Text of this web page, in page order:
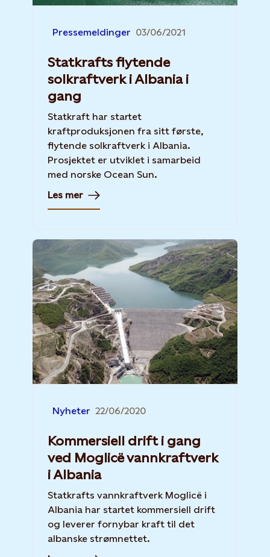
Pressemeldinger 03/06/2021
Statkrafts flytende
solkraftverk i Albania i
gang
Statkraft har startet
kraftproduksjonen fra sitt første,
flytende solkraftverk i Albania.
Prosjektet er utviklet i samarbeid
med norske Ocean Sun.
Les mer
Nyheter 22/06/2020
Kommersiell drift i gang
ved Moglicë vannkraftverk
i Albania
Statkrafts vannkraftverk Moglicë i
Albania har startet kommersiell drift
og leverer fornybar kraft til det
albanske strømnettet.